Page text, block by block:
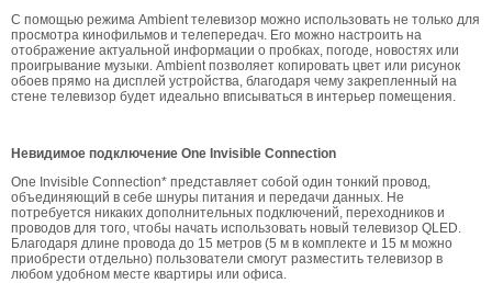
С помощью режима Ambient телевизор можно использовать не только для
просмотра кинофильмов и телепередач. Его можно настроить на
отображение актуальной информации о пробках, погоде, новостях или
проигрывание музыки. Ambient позволяет копировать цвет или рисунок
обоев прямо на дисплей устройства, благодаря чему закрепленный на
стене телевизор будет идеально вписываться в интерьер помещения.
Невидимое подключение One Invisible Connection
One Invisible Connection* представляет собой один тонкий провод,
объединяющий в себе шнуры питания и передачи данных. Не
потребуется никаких дополнительных подключений, переходников и
проводов для того, чтобы начать использовать новый телевизор QLED.
Благодаря длине провода до 15 метров (5 м в комплекте и 15 м можно
приобрести отдельно) пользователи смогут разместить телевизор в
любом удобном месте квартиры или офиса.